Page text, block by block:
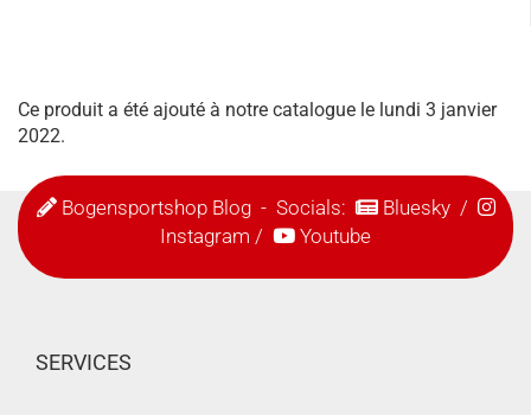
Ce produit a été ajouté à notre catalogue le lundi 3 janvier
2022.
Bogensportshop Blog- Socials: Bluesky/
Instagram / Youtube
SERVICES